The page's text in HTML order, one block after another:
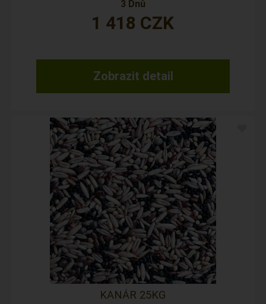
3 Dnů
Zobrazit detail
1 418 CZK
KANÁR 25KG